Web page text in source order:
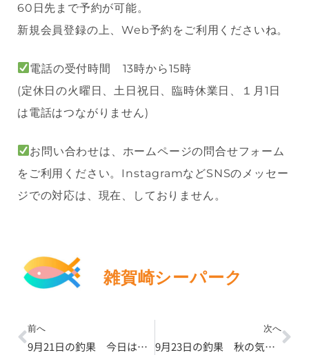
60日先まで予約が可能。
新規会員登録の上、Web予約をご利用くださいね。
電話の受付時間 13時から15時
(定休日の火曜日、土日祝日、臨時休業日、１月1日
は電話はつながりません)
お問い合わせは、ホームページの問合せフォーム
をご利用ください。InstagramなどSNSのメッセー
ジでの対応は、現在、しておりません。
雑賀崎シーパーク
Prev
前へ
9月21日の釣果 今日はエサ取りが少なめでよく釣れていました
次へ
9月23日の釣果 秋の気配で絶好の釣り日和～